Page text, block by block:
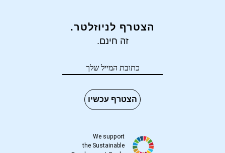
הצטרף לניוזלטר.
זה חינם.
הצטרף עכשיו
We support
the Sustainable